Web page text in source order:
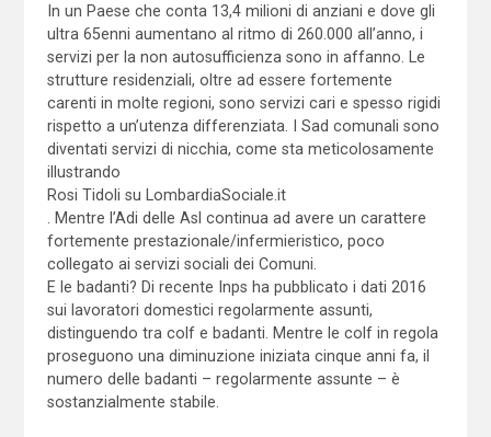
In un Paese che conta 13,4 milioni di anziani e dove gli
ultra 65enni aumentano al ritmo di 260.000 all’anno, i
servizi per la non autosufficienza sono in affanno. Le
strutture residenziali, oltre ad essere fortemente
carenti in molte regioni, sono servizi cari e spesso rigidi
rispetto a un’utenza differenziata. I Sad comunali sono
diventati servizi di nicchia, come sta meticolosamente
illustrando
Rosi Tidoli su LombardiaSociale.it
. Mentre l’Adi delle Asl continua ad avere un carattere
fortemente prestazionale/infermieristico, poco
collegato ai servizi sociali dei Comuni.
E le badanti? Di recente Inps ha pubblicato i dati 2016
sui lavoratori domestici regolarmente assunti,
distinguendo tra colf e badanti. Mentre le colf in regola
proseguono una diminuzione iniziata cinque anni fa, il
numero delle badanti – regolarmente assunte – è
sostanzialmente stabile.